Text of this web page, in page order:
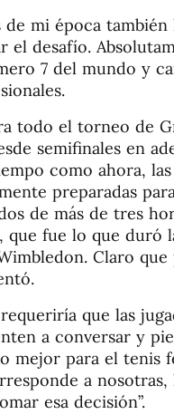
de mi época también
el desafío.
7 del mundo y
todo el torneo de
semifinales en
como ahora,
preparadas
de más de tres
que fue lo que duró
Claro
que las
a conversar y
mejor para el tenis
a nosotras,
esa decisión”.